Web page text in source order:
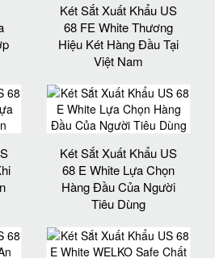
Két Sắt Xuất Khẩu US
68 FE White Thương
Hiệu Két Hàng Đầu Tại
Việt Nam
Két Sắt Xuất Khẩu US
68 E White Lựa Chọn
Hàng Đầu Của Người
Tiêu Dùng